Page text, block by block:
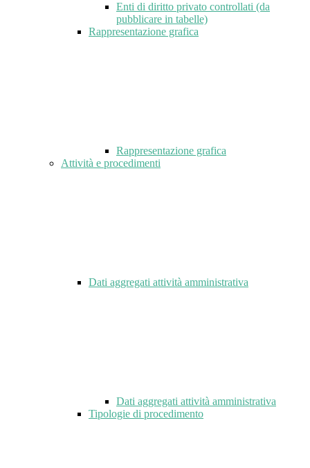
Enti di diritto privato controllati (da
pubblicare in tabelle)
Rappresentazione grafica
Rappresentazione grafica
Attività e procedimenti
Dati aggregati attività amministrativa
Dati aggregati attività amministrativa
Tipologie di procedimento